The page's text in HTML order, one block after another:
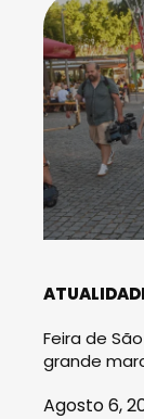
Feira de
grande
Agosto 6,